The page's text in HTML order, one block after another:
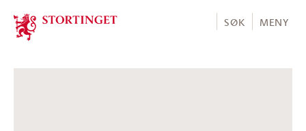
Stortinget.no
SØK MENY